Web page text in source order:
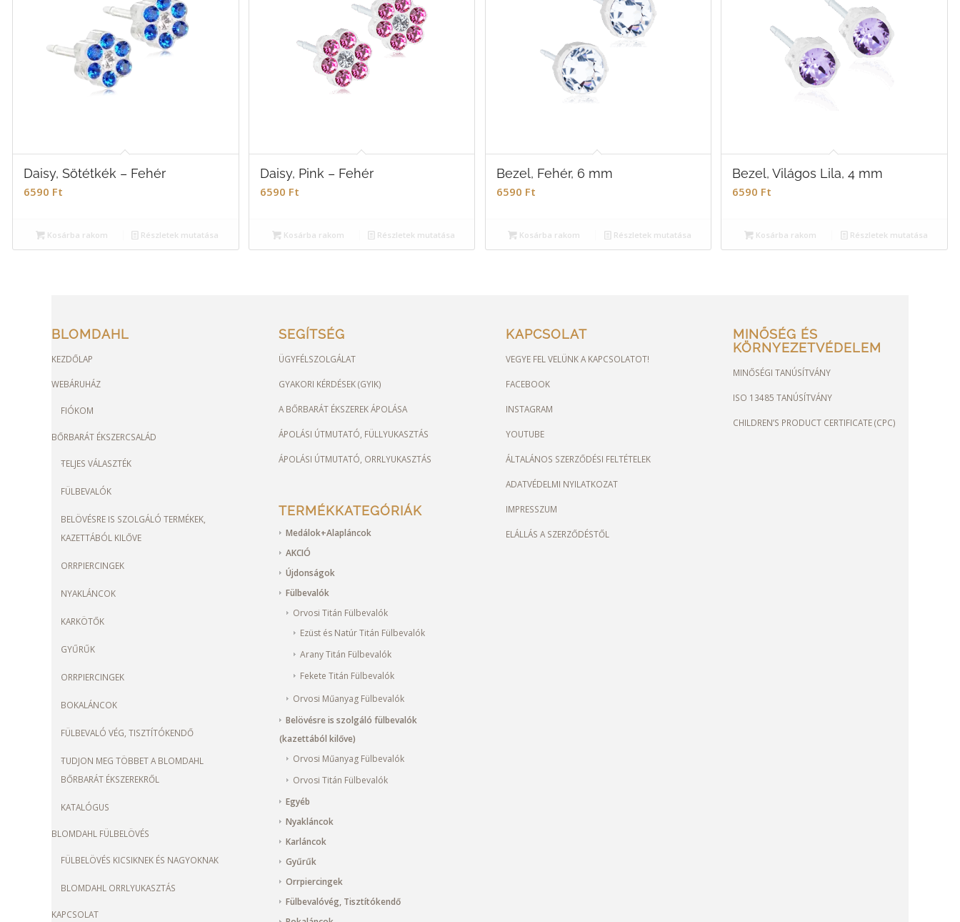
Daisy, Sötétkék – Fehér
6590 Ft
Kosárba rakom Részletek mutatása
Daisy, Pink – Fehér
6590 Ft
Kosárba rakom Részletek mutatása
Bezel, Fehér, 6 mm
6590 Ft
Kosárba rakom Részletek mutatása
Bezel, Világos Lila, 4 mm
6590 Ft
Kosárba rakom Részletek mutatása
BLOMDAHL
KEZDŐLAP
WEBÁRUHÁZ
FIÓKOM
BŐRBARÁT ÉKSZERCSALÁD
TELJES VÁLASZTÉK
FÜLBEVALÓK
BELÖVÉSRE IS SZOLGÁLÓ TERMÉKEK,
KAZETTÁBÓL KILŐVE
ORRPIERCINGEK
NYAKLÁNCOK
KARKÖTŐK
GYŰRŰK
ORRPIERCINGEK
BOKALÁNCOK
FÜLBEVALÓ VÉG, TISZTÍTÓKENDŐ
TUDJON MEG TÖBBET A BLOMDAHL
BŐRBARÁT ÉKSZEREKRŐL
KATALÓGUS
BLOMDAHL FÜLBELÖVÉS
FÜLBELÖVÉS KICSIKNEK ÉS NAGYOKNAK
BLOMDAHL ORRLYUKASZTÁS
KAPCSOLAT
SEGÍTSÉG
ÜGYFÉLSZOLGÁLAT
GYAKORI KÉRDÉSEK (GYIK)
A BŐRBARÁT ÉKSZEREK ÁPOLÁSA
ÁPOLÁSI ÚTMUTATÓ, FÜLLYUKASZTÁS
ÁPOLÁSI ÚTMUTATÓ, ORRLYUKASZTÁS
TERMÉKKATEGÓRIÁK
Medálok+Alapláncok
AKCIÓ
Újdonságok
Fülbevalók
Orvosi Titán Fülbevalók
Ezüst és Natúr Titán Fülbevalók
Arany Titán Fülbevalók
Fekete Titán Fülbevalók
Orvosi Műanyag Fülbevalók
Belövésre is szolgáló fülbevalók
(kazettából kilőve)
Orvosi Műanyag Fülbevalók
Orvosi Titán Fülbevalók
Egyéb
Nyakláncok
Karláncok
Gyűrűk
Orrpiercingek
Fülbevalóvég, Tisztítókendő
KAPCSOLAT
VEGYE FEL VELÜNK A KAPCSOLATOT!
FACEBOOK
INSTAGRAM
YOUTUBE
ÁLTALÁNOS SZERZŐDÉSI FELTÉTELEK
ADATVÉDELMI NYILATKOZAT
IMPRESSZUM
ELÁLLÁS A SZERZŐDÉSTŐL
MINŐSÉG ÉS
KÖRNYEZETVÉDELEM
MINŐSÉGI TANÚSÍTVÁNY
ISO 13485 TANÚSÍTVÁNY
CHILDREN’S PRODUCT CERTIFICATE (CPC)